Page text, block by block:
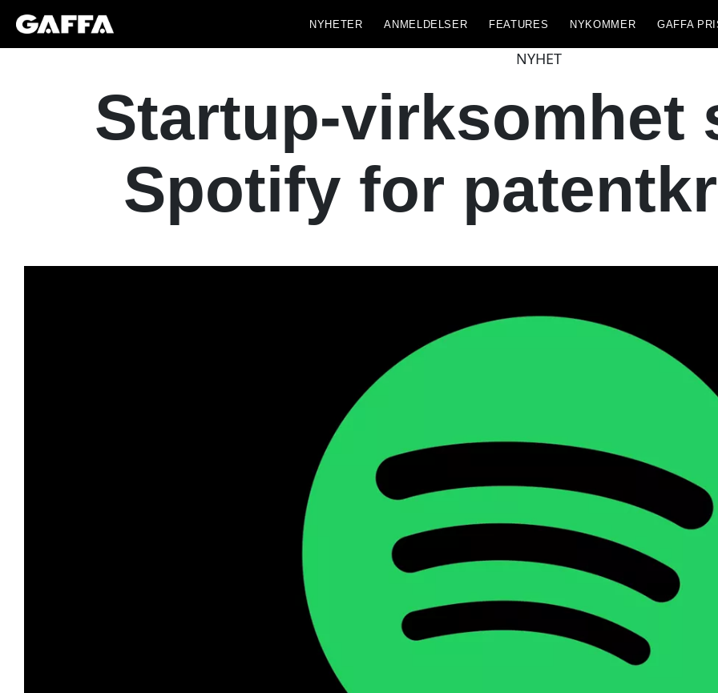
NYHETER ANMELDELSER FEATURES NYKOMMER GAFFA
NYHET
Startup-virksomhet
Spotify for